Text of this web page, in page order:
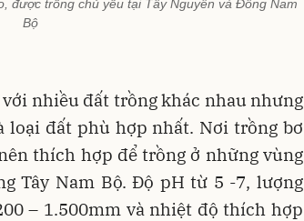
được trồng chủ yếu tại Tây Nguyên và Đông Nam
Bộ
nhiều đất trồng khác nhau nhưng
loại đất phù hợp nhất. Nơi trồng bơ
thích hợp để trồng ở những vùng
Tây Nam Bộ. Độ pH từ 5 -7, lượng
– 1.500mm và nhiệt độ thích hợp